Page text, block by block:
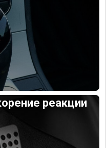
реакции